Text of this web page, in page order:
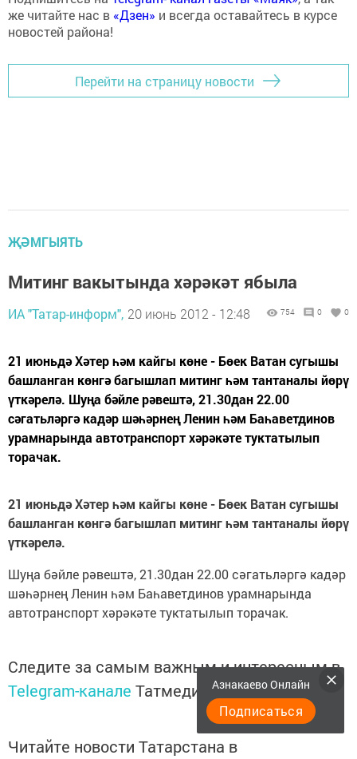
же читайте нас в «Дзен» и всегда оставайтесь в курсе
новостей района!
Перейти на страницу новости
ҖӘМГЫЯТЬ
Митинг вакытында хәрәкәт ябыла
ИА "Татар-информ", 20 июнь 2012 - 12:48 754 0 0
21 июньдә Хәтер һәм кайгы көне - Бөек Ватан сугышы
башланган көнгә багышлап митинг һәм тантаналы йөрү
үткәрелә. Шуңа бәйле рәвештә, 21.30дан 22.00
сәгатьләргә кадәр шәһәрнең Ленин һәм Баһаветдинов
урамнарында автотранспорт хәрәкәте туктатылып
торачак.
21 июньдә Хәтер һәм кайгы көне - Бөек Ватан сугышы
башланган көнгә багышлап митинг һәм тантаналы йөрү
үткәрелә.
Шуңа бәйле рәвештә, 21.30дан 22.00 сәгатьләргә кадәр
шәһәрнең Ленин һәм Баһаветдинов урамнарында
автотранспорт хәрәкәте туктатылып торачак.
Следите за самым важным и интересным в
Telegram-канале Татмедиа
Читайте новости Татарстана в
Азнакаево Онлайн
Подписаться